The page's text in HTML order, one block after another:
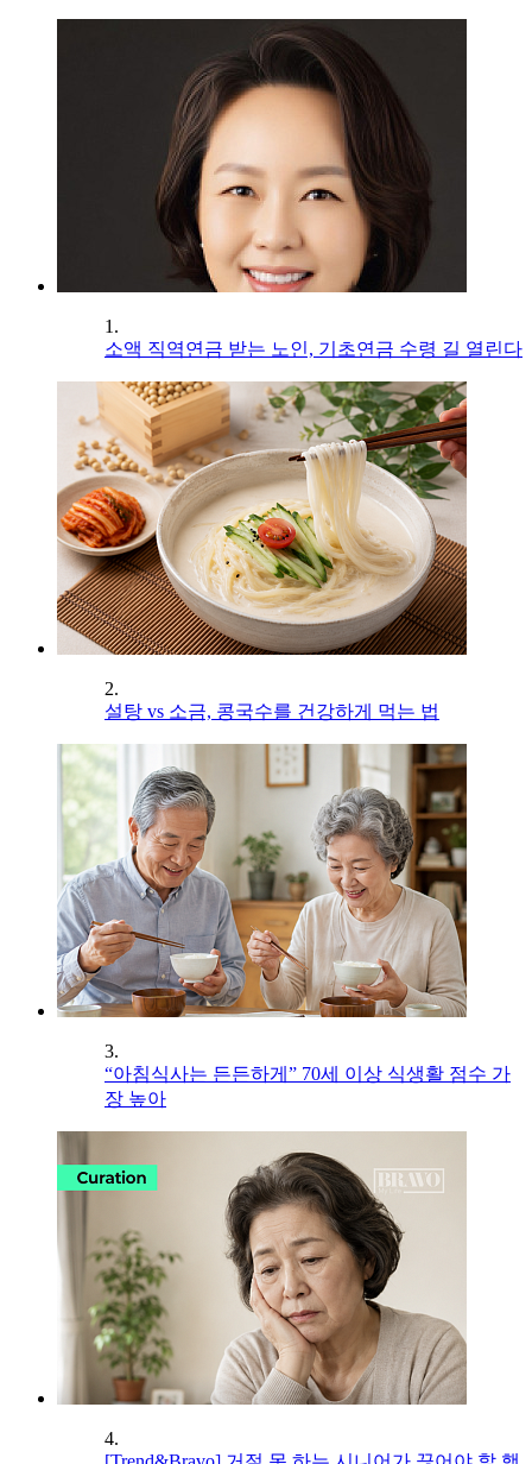
1.
소액 직역연금 받는 노인, 기초연금 수령 길 열린다
2.
설탕 vs 소금, 콩국수를 건강하게 먹는 법
3.
“아침식사는 든든하게” 70세 이상 식생활 점수 가
장 높아
4.